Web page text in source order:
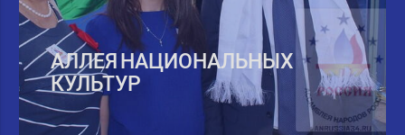
АЛЛЕЯ НАЦИОНАЛЬНЫХ
КУЛЬТУР